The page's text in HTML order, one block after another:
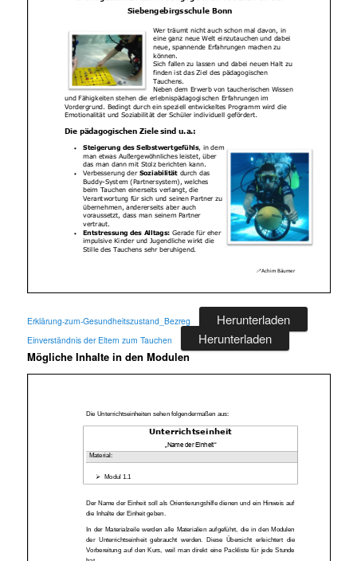
Erklärung-zum-Gesundheitszustand_Bezreg Herunterladen
Einverständnis der Eltern zum Tauchen Herunterladen
Mögliche Inhalte in den Modulen